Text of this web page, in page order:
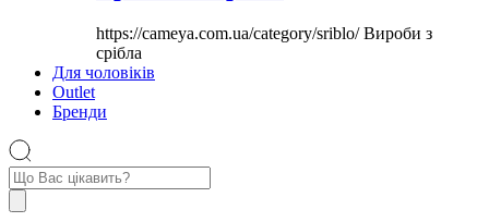
https://cameya.com.ua/category/sriblo/Вироби з
срібла
Для чоловіків
Outlet
Бренди
Пошук
товарів